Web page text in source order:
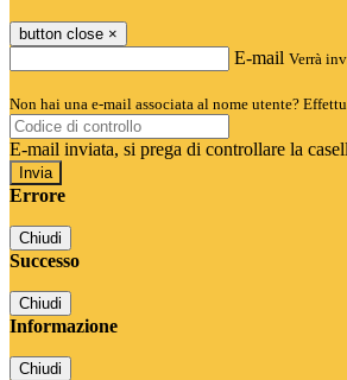
button close ×
E-mail Verrà
Non hai una e-mail associata al nome utente?
E-mail inviata, si prega di controllare la
Errore
Chiudi
Successo
Chiudi
Informazione
Chiudi